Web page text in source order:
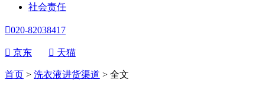
社会责任
020-82038417
 京东  天猫
首页 > 洗衣液进货渠道 > 全文